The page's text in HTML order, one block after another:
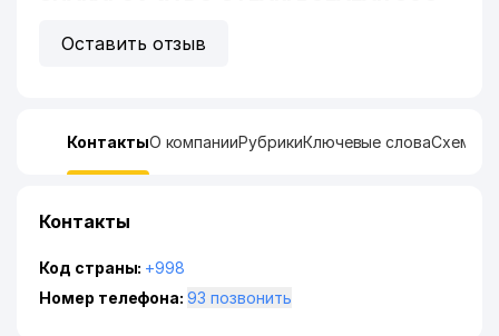
Оставить отзыв
КонтактыО компанииРубрикиКлючевые словаСхема
Контакты
Код страны: +998
Номер телефона:
93 позвонить